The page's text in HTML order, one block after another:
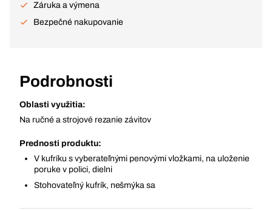
Záruka a výmena
Bezpečné nakupovanie
Podrobnosti
Oblasti využitia:
Na ručné a strojové rezanie závitov
Prednosti produktu:
V kufríku s vyberateľnými penovými vložkami, na uloženie
poruke v polici, dielni
Stohovateľný kufrík, nešmýka sa